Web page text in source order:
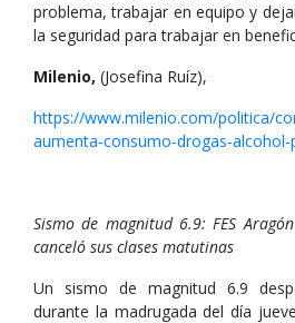
problema, trabajar en equipo y
la seguridad para trabajar en
Milenio, (Josefina Ruíz),
https://www.milenio.com/politica/
aumenta-consumo-drogas-alcohol-
Sismo de magnitud 6.9: FES
canceló sus clases matutinas
Un sismo de magnitud 6.9
durante la madrugada del día